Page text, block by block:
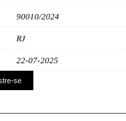
90010/2024
RJ
22-07-2025
se